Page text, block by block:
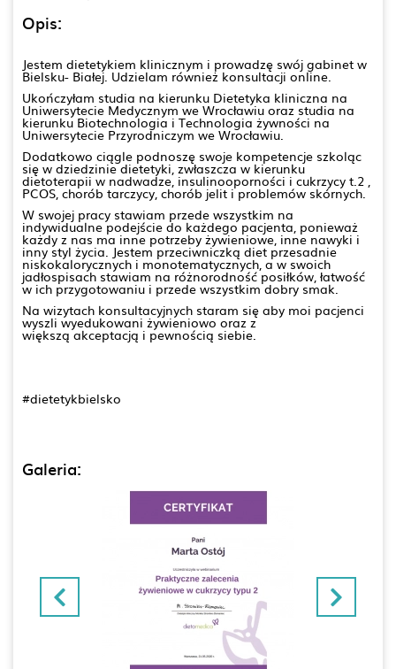
Opis:
Jestem dietetykiem klinicznym i prowadzę swój gabinet w
Bielsku- Białej. Udzielam również konsultacji online.
Ukończyłam studia na kierunku Dietetyka kliniczna na
Uniwersytecie Medycznym we Wrocławiu oraz studia na
kierunku Biotechnologia i Technologia żywności na
Uniwersytecie Przyrodniczym we Wrocławiu.
Dodatkowo ciągle podnoszę swoje kompetencje szkoląc
się w dziedzinie dietetyki, zwłaszcza w kierunku
dietoterapii w nadwadze, insulinooporności i cukrzycy t.2 ,
PCOS, chorób tarczycy, chorób jelit i problemów skórnych.
W swojej pracy stawiam przede wszystkim na
indywidualne podejście do każdego pacjenta, ponieważ
każdy z nas ma inne potrzeby żywieniowe, inne nawyki i
inny styl życia. Jestem przeciwniczką diet przesadnie
niskokalorycznych i monotematycznych, a w swoich
jadłospisach stawiam na różnorodność posiłków, łatwość
w ich przygotowaniu i przede wszystkim dobry smak.
Na wizytach konsultacyjnych staram się aby moi pacjenci
wyszli wyedukowani żywieniowo oraz z
większą akceptacją i pewnością siebie.
#dietetykbielsko
Galeria: